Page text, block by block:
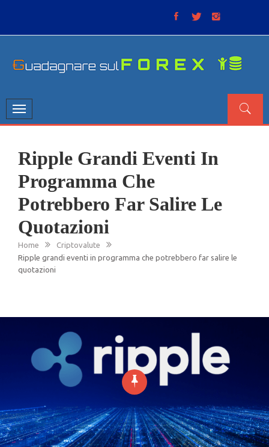
Toggle
navigation
Ripple Grandi Eventi In
Programma Che
Potrebbero Far Salire Le
Quotazioni
Home
Criptovalute
Ripple grandi eventi in programma che potrebbero far salire le
quotazioni